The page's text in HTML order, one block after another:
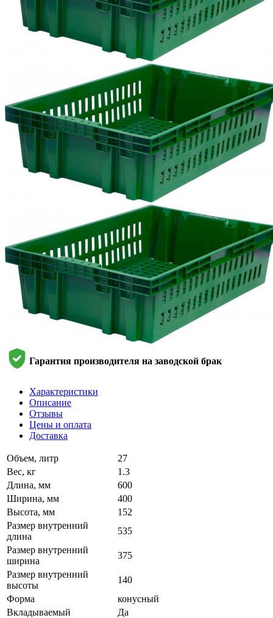
Гарантия производителя на заводской брак
Характеристики
Описание
Отзывы
Цены и оплата
Доставка
Объем, литр
27
Вес, кг
1.3
Длина, мм
600
Ширина, мм
400
Высота, мм
152
Размер внутренний
длина
535
Размер внутренний
ширина
375
Размер внутренний
высоты
140
Форма
конусный
Вкладываемый
Да